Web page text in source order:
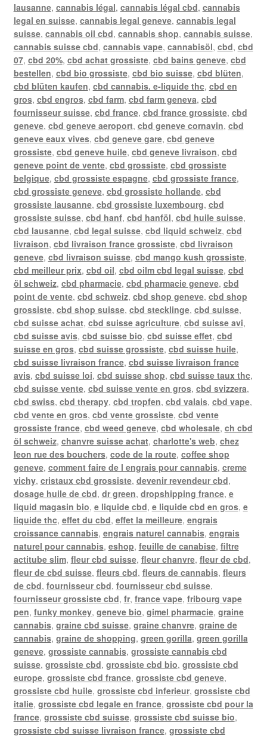
lausanne, cannabis légal, cannabis légal cbd, cannabis
legal en suisse, cannabis legal geneve, cannabis legal
suisse, cannabis oil cbd, cannabis shop, cannabis suisse,
cannabis suisse cbd, cannabis vape, cannabisöl, cbd, cbd
07, cbd 20%, cbd achat grossiste, cbd bains geneve, cbd
bestellen, cbd bio grossiste, cbd bio suisse, cbd blüten,
cbd blüten kaufen, cbd cannabis. e-liquide thc, cbd en
gros, cbd engros, cbd farm, cbd farm geneva, cbd
fournisseur suisse, cbd france, cbd france grossiste, cbd
geneve, cbd geneve aeroport, cbd geneve cornavin, cbd
geneve eaux vives, cbd geneve gare, cbd geneve
grossiste, cbd geneve huile, cbd geneve livraison, cbd
geneve point de vente, cbd grossiste, cbd grossiste
belgique, cbd grossiste espagne, cbd grossiste france,
cbd grossiste geneve, cbd grossiste hollande, cbd
grossiste lausanne, cbd grossiste luxembourg, cbd
grossiste suisse, cbd hanf, cbd hanföl, cbd huile suisse,
cbd lausanne, cbd legal suisse, cbd liquid schweiz, cbd
livraison, cbd livraison france grossiste, cbd livraison
geneve, cbd livraison suisse, cbd mango kush grossiste,
cbd meilleur prix, cbd oil, cbd oilm cbd legal suisse, cbd
öl schweiz, cbd pharmacie, cbd pharmacie geneve, cbd
point de vente, cbd schweiz, cbd shop geneve, cbd shop
grossiste, cbd shop suisse, cbd stecklinge, cbd suisse,
cbd suisse achat, cbd suisse agriculture, cbd suisse avi,
cbd suisse avis, cbd suisse bio, cbd suisse effet, cbd
suisse en gros, cbd suisse grossiste, cbd suisse huile,
cbd suisse livraison france, cbd suisse livraison france
avis, cbd suisse loi, cbd suisse shop, cbd suisse taux thc,
cbd suisse vente, cbd suisse vente en gros, cbd svizzera,
cbd swiss, cbd therapy, cbd tropfen, cbd valais, cbd vape,
cbd vente en gros, cbd vente grossiste, cbd vente
grossiste france, cbd weed geneve, cbd wholesale, ch cbd
öl schweiz, chanvre suisse achat, charlotte's web, chez
leon rue des bouchers, code de la route, coffee shop
geneve, comment faire de l engrais pour cannabis, creme
vichy, cristaux cbd grossiste, devenir revendeur cbd,
dosage huile de cbd, dr green, dropshipping france, e
liquid magasin bio, e liquide cbd, e liquide cbd en gros, e
liquide thc, effet du cbd, effet la meilleure, engrais
croissance cannabis, engrais naturel cannabis, engrais
naturel pour cannabis, eshop, feuille de canabise, filtre
actitube slim, fleur cbd suisse, fleur chanvre, fleur de cbd,
fleur de cbd suisse, fleurs cbd, fleurs de cannabis, fleurs
de cbd, fournisseur cbd, fournisseur cbd suisse,
fournisseur grossiste cbd, fr, france vape, fribourg vape
pen, funky monkey, geneve bio, gimel pharmacie, graine
cannabis, graine cbd suisse, graine chanvre, graine de
cannabis, graine de shopping, green gorilla, green gorilla
geneve, grossiste cannabis, grossiste cannabis cbd
suisse, grossiste cbd, grossiste cbd bio, grossiste cbd
europe, grossiste cbd france, grossiste cbd geneve,
grossiste cbd huile, grossiste cbd inferieur, grossiste cbd
italie, grossiste cbd legale en france, grossiste cbd pour la
france, grossiste cbd suisse, grossiste cbd suisse bio,
grossiste cbd suisse livraison france, grossiste cbd